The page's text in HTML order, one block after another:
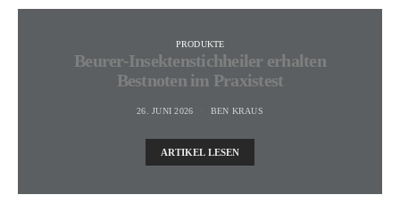
PRODUKTE
Beurer-Insektenstichheiler erhalten
Bestnoten im Praxistest
26. JUNI 2026 BEN KRAUS
ARTIKEL LESEN